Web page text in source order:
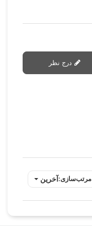
مرتب‌سازی:آخرین